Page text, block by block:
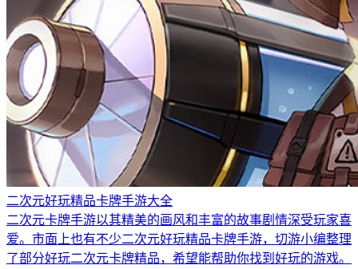
二次元好玩精品卡牌手游大全
二次元卡牌手游以其精美的画风和丰富的故事剧情深受玩家喜
爱。市面上也有不少二次元好玩精品卡牌手游，切游小编整理
了部分好玩二次元卡牌精品，希望能帮助你找到好玩的游戏。